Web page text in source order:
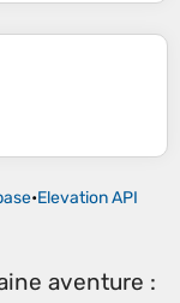
•Elevation API
aventure :